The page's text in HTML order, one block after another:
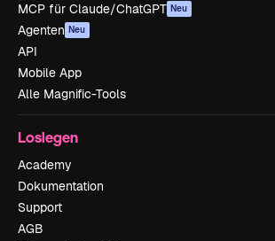
MCP für Claude/ChatGPT Neu
Agenten Neu
API
Mobile App
Alle Magnific-Tools
Loslegen
Academy
Dokumentation
Support
AGB